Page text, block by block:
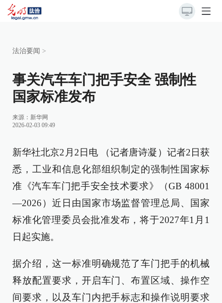
法治要闻 >
事关汽车车门把手安全 强制性
国家标准发布
来源： 新华网
2026-02-03 09:49
新华社北京2月2日电 （记者唐诗凝）记者2日获
悉，工业和信息化部组织制定的强制性国家标
准《汽车车门把手安全技术要求》（GB 48001
—2026）近日由国家市场监督管理总局、国家
标准化管理委员会批准发布，将于2027年1月1
日起实施。
据介绍，这一标准明确规范了车门把手的机械
释放配置要求，开启车门、布置区域、操作空
间要求，以及车门内把手标志和操作说明要求